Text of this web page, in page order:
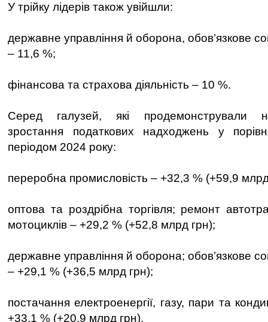
У трійку лідерів також увійшли:
державне управління й оборона, обов’язкове
– 11,6 %;
фінансова та страхова діяльність – 10 %.
Серед галузей, які продемонстрували
зростання податкових надходжень у
періодом 2024 року:
переробна промисловість – +32,3 % (+59,9
оптова та роздрібна торгівля; ремонт
мотоциклів – +29,2 % (+52,8 млрд грн);
державне управління й оборона; обов’язкове
– +29,1 % (+36,5 млрд грн);
постачання електроенергії, газу, пари та
+33,1 % (+20,9 млрд грн).